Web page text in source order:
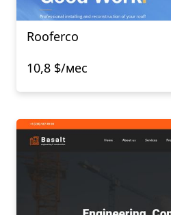
Rooferco
10,8 $/мес